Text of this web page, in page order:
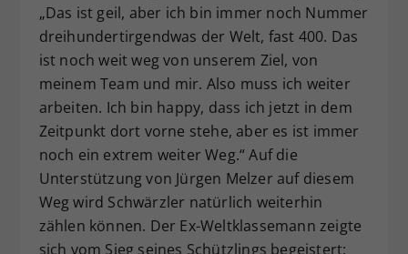
„Das ist geil, aber ich bin immer noch Nummer
dreihundertirgendwas der Welt, fast 400. Das
ist noch weit weg von unserem Ziel, von
meinem Team und mir. Also muss ich weiter
arbeiten. Ich bin happy, dass ich jetzt in dem
Zeitpunkt dort vorne stehe, aber es ist immer
noch ein extrem weiter Weg.“ Auf die
Unterstützung von Jürgen Melzer auf diesem
Weg wird Schwärzler natürlich weiterhin
zählen können. Der Ex-Weltklassemann zeigte
sich vom Sieg seines Schützlings begeistert: